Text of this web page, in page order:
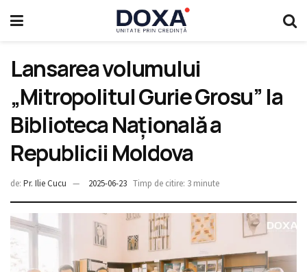
Lansarea volumului
„Mitropolitul Gurie Grosu” la
Biblioteca Națională a
Republicii Moldova
de: Pr. Ilie Cucu 2025-06-23 Timp de citire: 3 minute